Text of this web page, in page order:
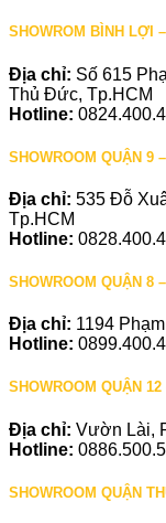
SHOWROM BÌNH LỢI
Địa chỉ: Số 615
Thủ Đức, Tp.HCM
Hotline:
SHOWROOM QUẬN 9
Địa chỉ: 535 Đỗ
Tp.HCM
Hotline:
SHOWROOM QUẬN 8
Địa chỉ: 1194
Hotline:
SHOWROOM QUẬN 12
Địa chỉ: Vườn Lài,
Hotline:
SHOWROOM QUẬN